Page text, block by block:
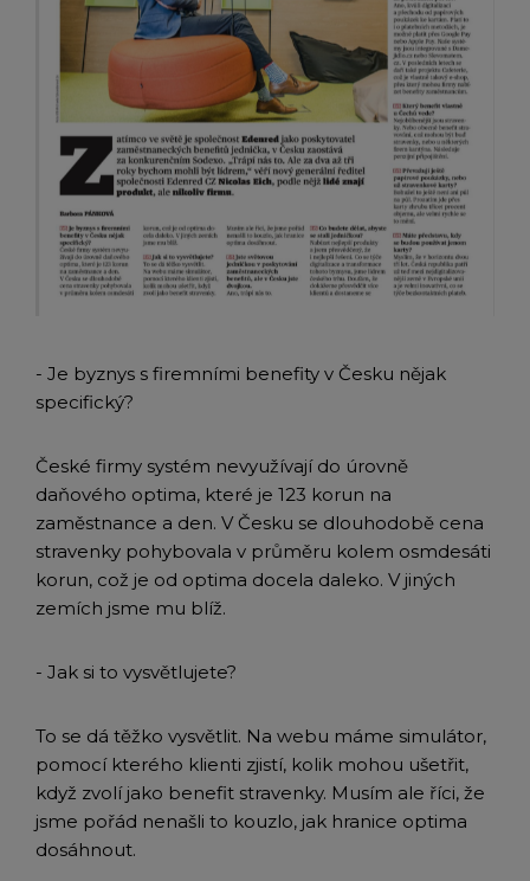
- Je byznys s firemními benefity v Česku nějak
specifický?
České firmy systém nevyužívají do úrovně
daňového optima, které je 123 korun na
zaměstnance a den. V Česku se dlouhodobě cena
stravenky pohybovala v průměru kolem osmdesáti
korun, což je od optima docela daleko. V jiných
zemích jsme mu blíž.
- Jak si to vysvětlujete?
To se dá těžko vysvětlit. Na webu máme simulátor,
pomocí kterého klienti zjistí, kolik mohou ušetřit,
když zvolí jako benefit stravenky. Musím ale říci, že
jsme pořád nenašli to kouzlo, jak hranice optima
dosáhnout.